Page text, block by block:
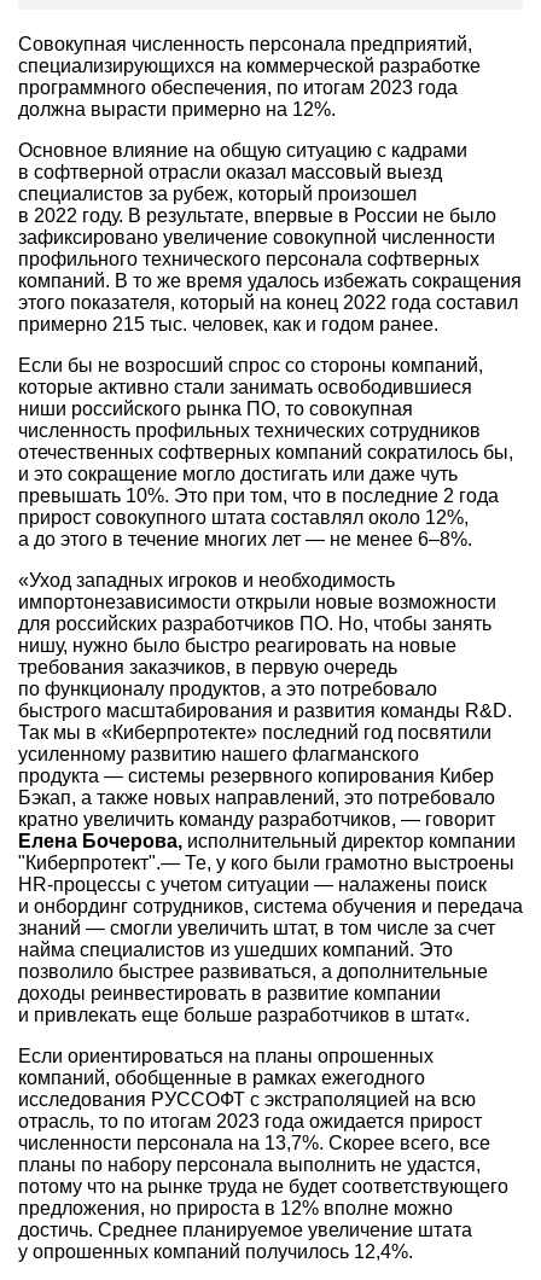
Совокупная численность персонала предприятий,
специализирующихся на коммерческой разработке
программного обеспечения, по итогам 2023 года
должна вырасти примерно на 12%.
Основное влияние на общую ситуацию с кадрами
в софтверной отрасли оказал массовый выезд
специалистов за рубеж, который произошел
в 2022 году. В результате, впервые в России не было
зафиксировано увеличение совокупной численности
профильного технического персонала софтверных
компаний. В то же время удалось избежать сокращения
этого показателя, который на конец 2022 года составил
примерно 215 тыс. человек, как и годом ранее.
Если бы не возросший спрос со стороны компаний,
которые активно стали занимать освободившиеся
ниши российского рынка ПО, то совокупная
численность профильных технических сотрудников
отечественных софтверных компаний сократилось бы,
и это сокращение могло достигать или даже чуть
превышать 10%. Это при том, что в последние 2 года
прирост совокупного штата составлял около 12%,
а до этого в течение многих лет — не менее 6–8%.
«Уход западных игроков и необходимость
импортонезависимости открыли новые возможности
для российских разработчиков ПО. Но, чтобы занять
нишу, нужно было быстро реагировать на новые
требования заказчиков, в первую очередь
по функционалу продуктов, а это потребовало
быстрого масштабирования и развития команды R&D.
Так мы в «Киберпротекте» последний год посвятили
усиленному развитию нашего флагманского
продукта — системы резервного копирования Кибер
Бэкап, а также новых направлений, это потребовало
кратно увеличить команду разработчиков, — говорит
Елена Бочерова, исполнительный директор компании
"Киберпротект".— Те, у кого были грамотно выстроены
HR-процессы с учетом ситуации — налажены поиск
и онбординг сотрудников, система обучения и передача
знаний — смогли увеличить штат, в том числе за счет
найма специалистов из ушедших компаний. Это
позволило быстрее развиваться, а дополнительные
доходы реинвестировать в развитие компании
и привлекать еще больше разработчиков в штат«.
Если ориентироваться на планы опрошенных
компаний, обобщенные в рамках ежегодного
исследования РУССОФТ с экстраполяцией на всю
отрасль, то по итогам 2023 года ожидается прирост
численности персонала на 13,7%. Скорее всего, все
планы по набору персонала выполнить не удастся,
потому что на рынке труда не будет соответствующего
предложения, но прироста в 12% вполне можно
достичь. Среднее планируемое увеличение штата
у опрошенных компаний получилось 12,4%.